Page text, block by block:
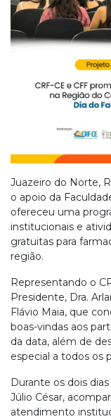
Juazeiro do Norte,
o apoio da
ofereceu uma
institucionais e
gratuitas para
região.
Representando o
Presidente, Dra.
Flávio Maia, que
boas-vindas aos
da data, além de
especial a todos os
Durante os dois
Júlio César,
atendimento